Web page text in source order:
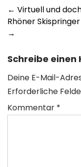
Post
← Virtuell und
Rhöner
→
Schreibe einen
Deine E-Mail-
Erforderliche
Kommentar *